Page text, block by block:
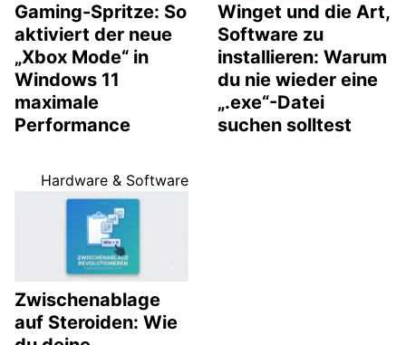
Gaming-Spritze: So
aktiviert der neue
„Xbox Mode“ in
Windows 11
maximale
Performance
Winget und die Art,
Software zu
installieren: Warum
du nie wieder eine
„.exe“-Datei
suchen solltest
Hardware & Software
Zwischenablage
auf Steroiden: Wie